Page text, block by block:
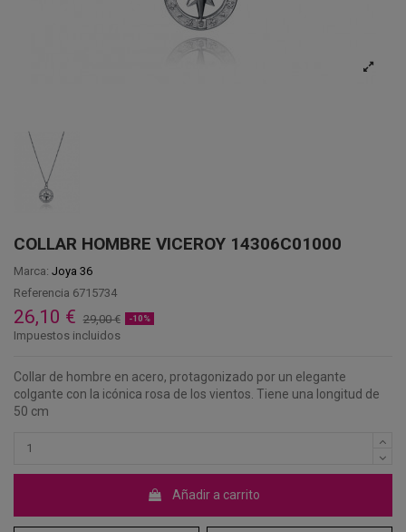
COLLAR HOMBRE VICEROY 14306C01000
Marca: Joya 36
Referencia 6715734
26,10 € 29,00 € -10%
Impuestos incluidos
Collar de hombre en acero, protagonizado por un elegante
colgante con la icónica rosa de los vientos. Tiene una longitud de
50 cm
Añadir a carrito